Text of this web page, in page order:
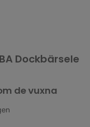
Dockbärsele
de vuxna